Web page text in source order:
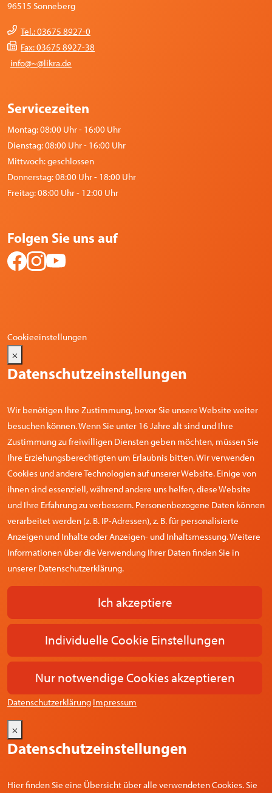
96515 Sonneberg
Tel.: 03675 8927-0
Fax: 03675 8927-38
info@~@likra.de
Servicezeiten
Montag: 08:00 Uhr - 16:00 Uhr
Dienstag: 08:00 Uhr - 16:00 Uhr
Mittwoch: geschlossen
Donnerstag: 08:00 Uhr - 18:00 Uhr
Freitag: 08:00 Uhr - 12:00 Uhr
Folgen Sie uns auf
Cookieeinstellungen
×
Datenschutzeinstellungen
Wir benötigen Ihre Zustimmung, bevor Sie unsere Website weiter
besuchen können. Wenn Sie unter 16 Jahre alt sind und Ihre
Zustimmung zu freiwilligen Diensten geben möchten, müssen Sie
Ihre Erziehungsberechtigten um Erlaubnis bitten. Wir verwenden
Cookies und andere Technologien auf unserer Website. Einige von
ihnen sind essenziell, während andere uns helfen, diese Website
und Ihre Erfahrung zu verbessern. Personenbezogene Daten können
verarbeitet werden (z. B. IP-Adressen), z. B. für personalisierte
Anzeigen und Inhalte oder Anzeigen- und Inhaltsmessung. Weitere
Informationen über die Verwendung Ihrer Daten finden Sie in
unserer Datenschutzerklärung.
Ich akzeptiere
Individuelle Cookie Einstellungen
Nur notwendige Cookies akzeptieren
Datenschutzerklärung Impressum
×
Datenschutzeinstellungen
Hier finden Sie eine Übersicht über alle verwendeten Cookies. Sie